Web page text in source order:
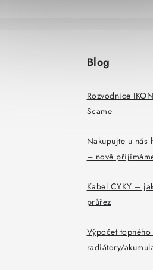
Blog
Rozvodnice
Scame
Nakupujte u nás
– nově
Kabel CYKY –
průřez
Výpočet
radiátory/